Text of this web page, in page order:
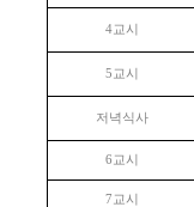
4교시
5 교시
저녁식사
6 교시
7 교시